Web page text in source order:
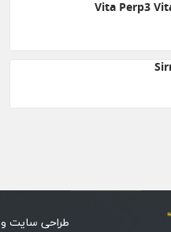
طراحی سایتو